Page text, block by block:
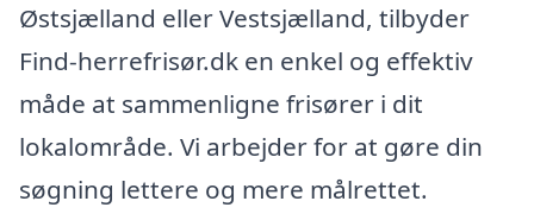
Østsjælland eller Vestsjælland, tilbyder
Find-herrefrisør.dk en enkel og effektiv
måde at sammenligne frisører i dit
lokalområde. Vi arbejder for at gøre din
søgning lettere og mere målrettet.